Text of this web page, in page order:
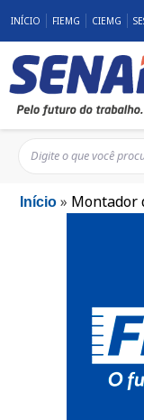
INÍCIO FIEMG CIEMG
Início » Montador